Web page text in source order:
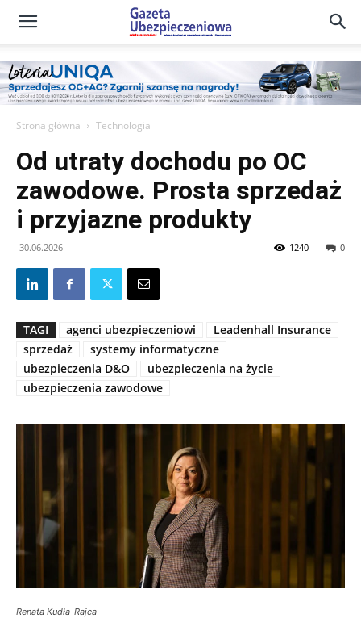
Gazeta
Ubezpieczeniowa
Portal
Strona główna Technologia
Od utraty dochodu po OC
zawodowe. Prosta sprzedaż
i przyjazne produkty
30.06.2026 0
1240
TAGI agenci ubezpieczeniowi
Leadenhall Insurance
sprzedaż
systemy informatyczne
ubezpieczenia D&O
ubezpieczenia na życie
ubezpieczenia zawodowe
Renata Kudła-Rajca